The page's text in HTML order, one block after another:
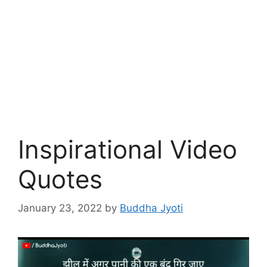
Inspirational Video
Quotes
January 23, 2022 by Buddha Jyoti